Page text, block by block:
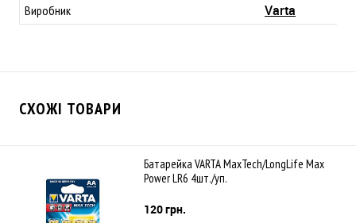
Виробник Varta
СХОЖІ ТОВАРИ
Батарейка VARTA MaxTech/LongLife Max
Power LR6 4шт./уп.
120 грн.